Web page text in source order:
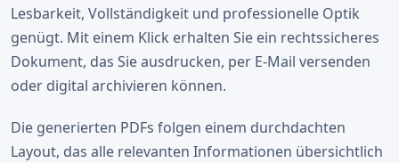
Lesbarkeit, Vollständigkeit und professionelle Optik
genügt. Mit einem Klick erhalten Sie ein rechtssicheres
Dokument, das Sie ausdrucken, per E-Mail versenden
oder digital archivieren können.
Die generierten PDFs folgen einem durchdachten
Layout, das alle relevanten Informationen übersichtlich